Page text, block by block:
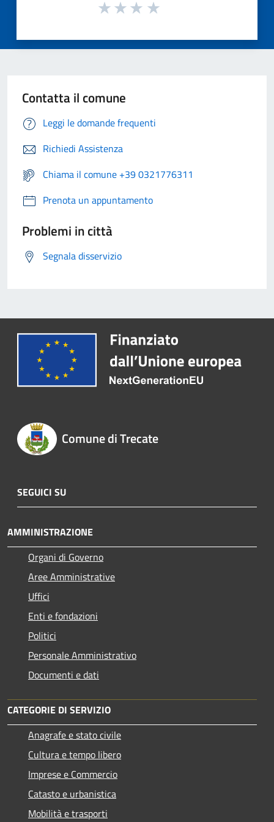
Contatta il comune
Leggi le domande frequenti
Richiedi Assistenza
Chiama il comune +39 0321776311
Prenota un appuntamento
Problemi in città
Segnala disservizio
Comune di Trecate
SEGUICI SU
AMMINISTRAZIONE
Organi di Governo
Aree Amministrative
Uffici
Enti e fondazioni
Politici
Personale Amministrativo
Documenti e dati
CATEGORIE DI SERVIZIO
Anagrafe e stato civile
Cultura e tempo libero
Imprese e Commercio
Catasto e urbanistica
Mobilità e trasporti